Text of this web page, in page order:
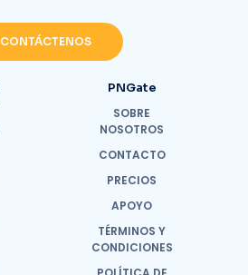
CONTÁCTENOS
PNGate
SOBRE
NOSOTROS
CONTACTO
PRECIOS
APOYO
TÉRMINOS Y
CONDICIONES